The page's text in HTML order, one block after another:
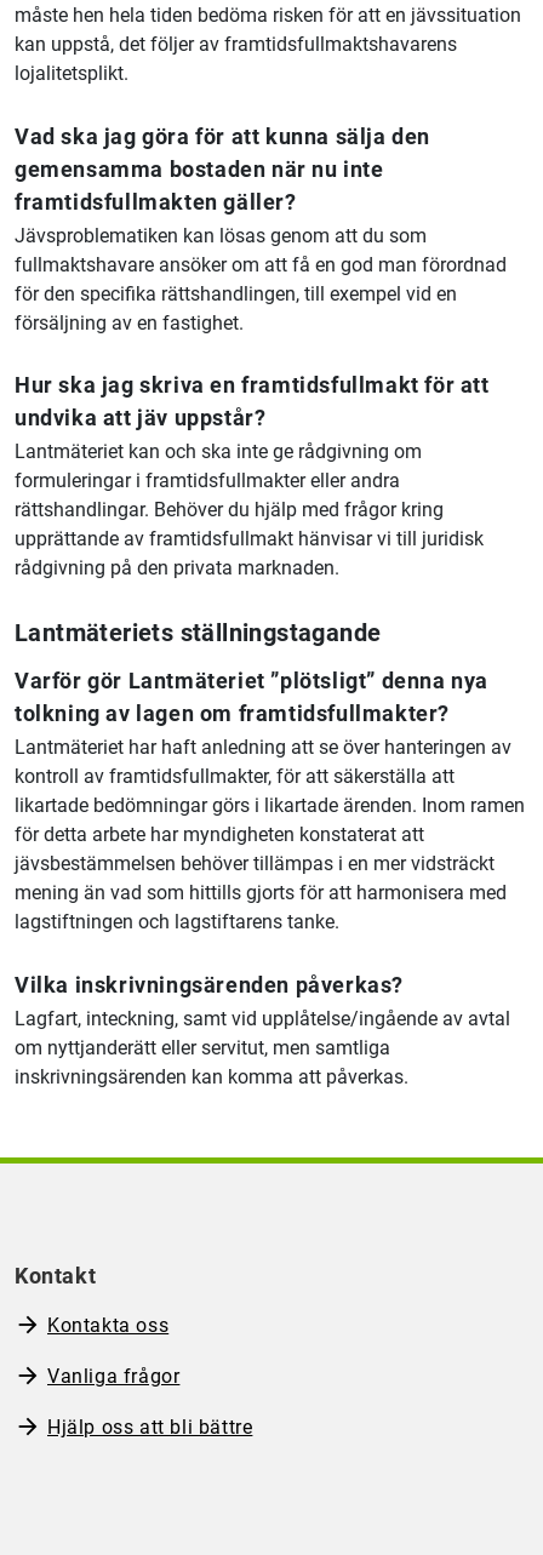
måste hen hela tiden bedöma risken för att en jävssituation
kan uppstå, det följer av framtidsfullmaktshavarens
lojalitetsplikt.
Vad ska jag göra för att kunna sälja den
gemensamma bostaden när nu inte
framtidsfullmakten gäller?
Jävsproblematiken kan lösas genom att du som
fullmaktshavare ansöker om att få en god man förordnad
för den specifika rättshandlingen, till exempel vid en
försäljning av en fastighet.
Hur ska jag skriva en framtidsfullmakt för att
undvika att jäv uppstår?
Lantmäteriet kan och ska inte ge rådgivning om
formuleringar i framtidsfullmakter eller andra
rättshandlingar. Behöver du hjälp med frågor kring
upprättande av framtidsfullmakt hänvisar vi till juridisk
rådgivning på den privata marknaden.
Lantmäteriets ställningstagande
Varför gör Lantmäteriet ”plötsligt” denna nya
tolkning av lagen om framtidsfullmakter?
Lantmäteriet har haft anledning att se över hanteringen av
kontroll av framtidsfullmakter, för att säkerställa att
likartade bedömningar görs i likartade ärenden. Inom ramen
för detta arbete har myndigheten konstaterat att
jävsbestämmelsen behöver tillämpas i en mer vidsträckt
mening än vad som hittills gjorts för att harmonisera med
lagstiftningen och lagstiftarens tanke.
Vilka inskrivningsärenden påverkas?
Lagfart, inteckning, samt vid upplåtelse/ingående av avtal
om nyttjanderätt eller servitut, men samtliga
inskrivningsärenden kan komma att påverkas.
Kontakt
Kontakta oss
Vanliga frågor
Hjälp oss att bli bättre